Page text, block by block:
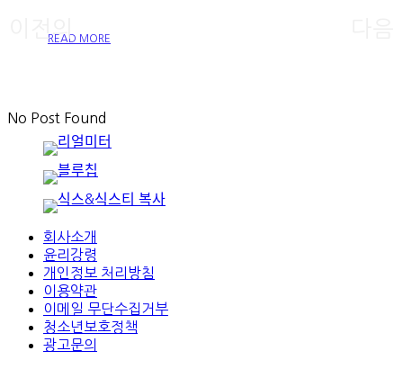
READ MORE
No Post Found
회사소개
윤리강령
개인정보 처리방침
이용약관
이메일 무단수집거부
청소년보호정책
광고문의
이전의